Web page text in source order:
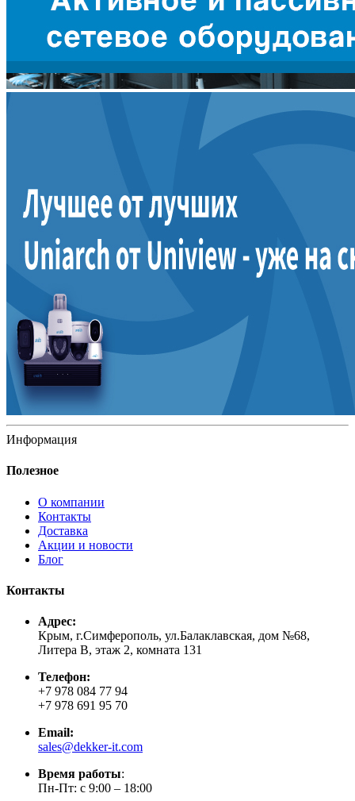
Информация
Полезное
О компании
Контакты
Доставка
Акции и новости
Блог
Контакты
Адрес:
Крым, г.Симферополь, ул.Балаклавская, дом №68,
Литера В, этаж 2, комната 131
Телефон:
+7 978 084 77 94
+7 978 691 95 70
Email:
sales@dekker-it.com
Время работы:
Пн-Пт: с 9:00 – 18:00